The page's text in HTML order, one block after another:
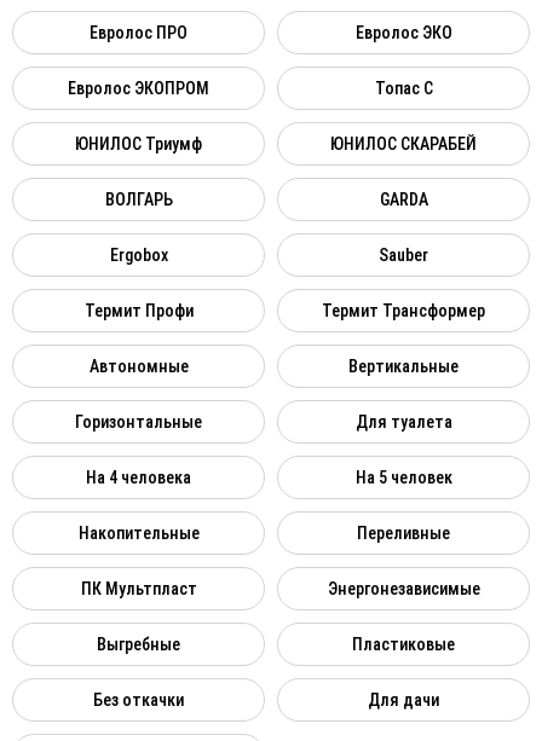
Евролос ПРО Евролос ЭКО
Евролос ЭКОПРОМ Топас C
ЮНИЛОС Триумф ЮНИЛОС СКАРАБЕЙ
ВОЛГАРЬ GARDA
Ergobox Sauber
Термит Профи Термит Трансформер
Автономные Вертикальные
Горизонтальные Для туалета
На 4 человека На 5 человек
Накопительные Переливные
ПК Мультпласт Энергонезависимые
Выгребные Пластиковые
Без откачки Для дачи